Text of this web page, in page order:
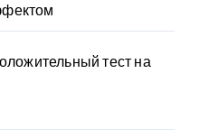
тест на